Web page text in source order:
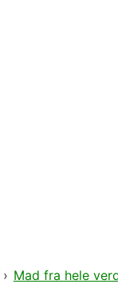
› Mad fra hele